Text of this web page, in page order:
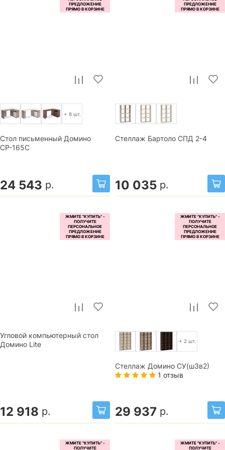
+ 8 шт.
Стол письменный Домино
СР-165С
24 543 р.
Стеллаж Бартоло СПД 2-4
10 035 р.
Угловой компьютерный стол
Домино Lite
12 918 р.
+ 2 шт.
Стеллаж Домино СУ(ш3в2)
1 отзыв
29 937 р.